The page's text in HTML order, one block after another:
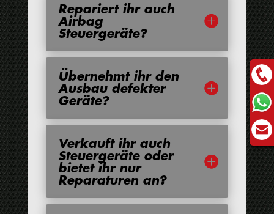
Repariert ihr auch
Airbag
Steuergeräte?
Übernehmt ihr den
Ausbau defekter
Geräte?
Verkauft ihr auch
Steuergeräte oder
bietet ihr nur
Reparaturen an?